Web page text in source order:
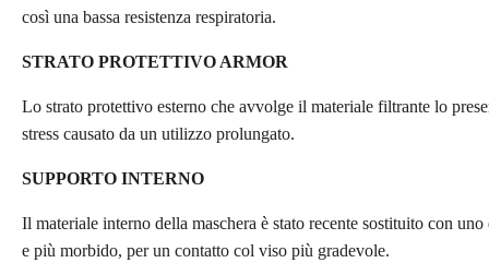
così una bassa resistenza respiratoria.
STRATO PROTETTIVO ARMOR
Lo strato protettivo esterno che avvolge il materiale filtrante lo
stress causato da un utilizzo prolungato.
SUPPORTO INTERNO
Il materiale interno della maschera è stato recente sostituito con
e più morbido, per un contatto col viso più gradevole.